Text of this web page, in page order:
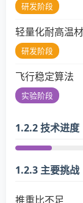
研发阶段
轻量化耐高温
研发阶段
飞行稳定算法
实验阶段
1.2.2 技术进度
1.2.3 主要挑战
推重比不足